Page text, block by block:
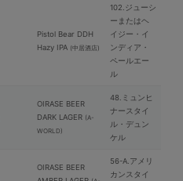
Pistol Bear DDH
Hazy IPA (中居酒店)
102.ジューシ
ーまたはヘ
イジー・イ
ンディア・
ペールエー
ル
OIRASE BEER
DARK LAGER (A-
WORLD)
48.ミュンヒ
ナースタイ
ル・デュン
ケル
OIRASE BEER
56-A.アメリ
カンスタイ